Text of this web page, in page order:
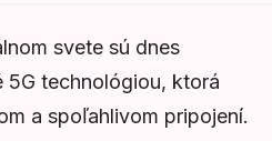
svete sú dnes
5G technológiou, ktorá
a spoľahlivom pripojení.